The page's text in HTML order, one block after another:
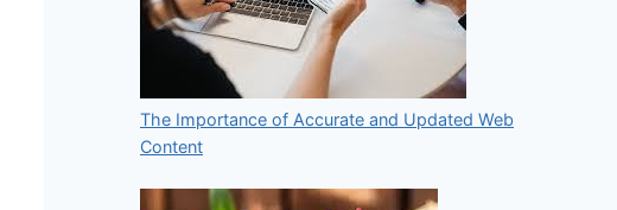
The Importance of Accurate and Updated Web
Content